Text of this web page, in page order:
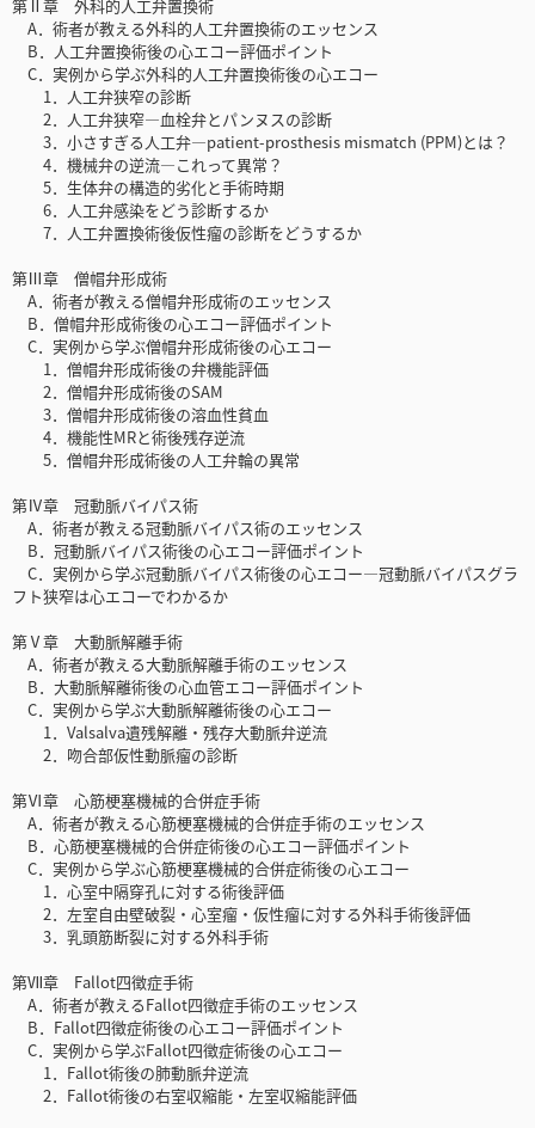
第Ⅱ章 外科的人工弁置換術
A．術者が教える外科的人工弁置換術のエッセンス
B．人工弁置換術後の心エコー評価ポイント
C．実例から学ぶ外科的人工弁置換術後の心エコー
1．人工弁狭窄の診断
2．人工弁狭窄―血栓弁とパンヌスの診断
3．小さすぎる人工弁―patient-prosthesis mismatch (PPM)とは？
4．機械弁の逆流―これって異常？
5．生体弁の構造的劣化と手術時期
6．人工弁感染をどう診断するか
7．人工弁置換術後仮性瘤の診断をどうするか
第Ⅲ章 僧帽弁形成術
A．術者が教える僧帽弁形成術のエッセンス
B．僧帽弁形成術後の心エコー評価ポイント
C．実例から学ぶ僧帽弁形成術後の心エコー
1．僧帽弁形成術後の弁機能評価
2．僧帽弁形成術後のSAM
3．僧帽弁形成術後の溶血性貧血
4．機能性MRと術後残存逆流
5．僧帽弁形成術後の人工弁輪の異常
第Ⅳ章 冠動脈バイパス術
A．術者が教える冠動脈バイパス術のエッセンス
B．冠動脈バイパス術後の心エコー評価ポイント
C．実例から学ぶ冠動脈バイパス術後の心エコー―冠動脈バイパスグラ
フト狭窄は心エコーでわかるか
第Ⅴ章 大動脈解離手術
A．術者が教える大動脈解離手術のエッセンス
B．大動脈解離術後の心血管エコー評価ポイント
C．実例から学ぶ大動脈解離術後の心エコー
1．Valsalva遺残解離・残存大動脈弁逆流
2．吻合部仮性動脈瘤の診断
第Ⅵ章 心筋梗塞機械的合併症手術
A．術者が教える心筋梗塞機械的合併症手術のエッセンス
B．心筋梗塞機械的合併症術後の心エコー評価ポイント
C．実例から学ぶ心筋梗塞機械的合併症術後の心エコー
1．心室中隔穿孔に対する術後評価
2．左室自由壁破裂・心室瘤・仮性瘤に対する外科手術後評価
3．乳頭筋断裂に対する外科手術
第Ⅶ章 Fallot四徴症手術
A．術者が教えるFallot四徴症手術のエッセンス
B．Fallot四徴症術後の心エコー評価ポイント
C．実例から学ぶFallot四徴症術後の心エコー
1．Fallot術後の肺動脈弁逆流
2．Fallot術後の右室収縮能・左室収縮能評価